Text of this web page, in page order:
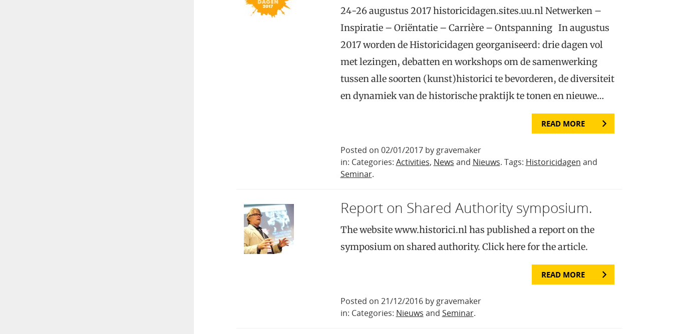
24-26 augustus 2017 historicidagen.sites.uu.nl Netwerken –
Inspiratie – Oriëntatie – Carrière – Ontspanning In augustus
2017 worden de Historicidagen georganiseerd: drie dagen vol
met lezingen, debatten en workshops om de samenwerking
tussen alle soorten (kunst)historici te bevorderen, de diversiteit
en dynamiek van de historische praktijk te tonen en nieuwe…
READ MORE
Posted on 02/01/2017 by gravemaker
in: Categories: Activities, News and Nieuws. Tags: Historicidagen and
Seminar.
Report on Shared Authority symposium.
The website www.historici.nl has published a report on the
symposium on shared authority. Click here for the article.
READ MORE
Posted on 21/12/2016 by gravemaker
in: Categories: Nieuws and Seminar.